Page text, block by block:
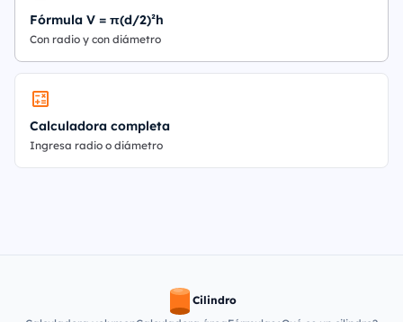
Fórmula V = π(d/2)²h
Con radio y con diámetro
Calculadora completa
Ingresa radio o diámetro
Cilindro